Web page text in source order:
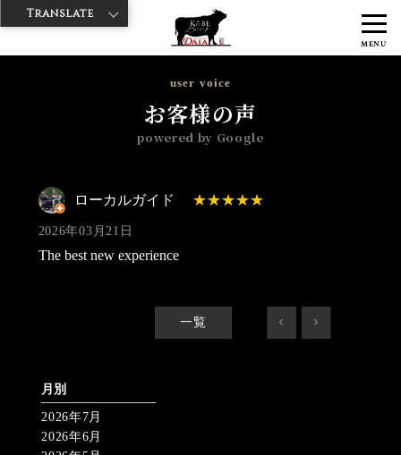
MENU
神戸牛ダイヤ > 神戸牛ダイア 雷門東店
ローカル
user voice
お客様の声
powered by Google
ローカルガイド
2026年03月21日
The best new experience
一覧 < >
月別
2026年7月
2026年6月
Translate